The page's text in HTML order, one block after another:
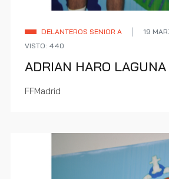
DELANTEROS SENIOR A
19
VISTO: 440
ADRIAN HARO LAGUNA
FFMadrid